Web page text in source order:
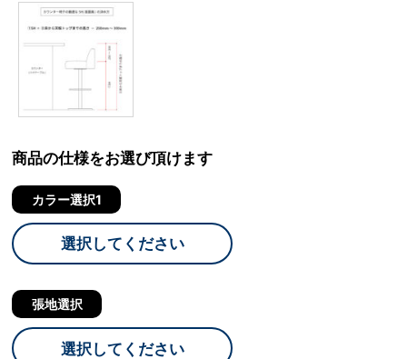
商品の仕様をお選び頂けます
カラー選択1
選択してください
張地選択
選択してください